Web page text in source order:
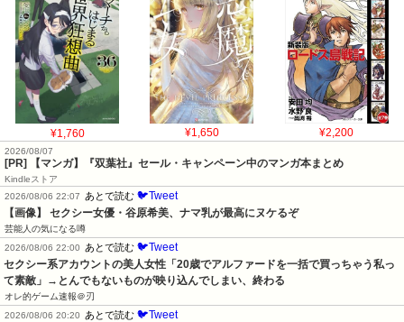
¥1,760 ¥1,650 ¥2,200
2026/08/07
[PR] 【マンガ】『双葉社』セール・キャンペーン中のマンガ本まとめ
Kindleストア
2026/08/06 22:07
あとで読む 🐦Tweet
【画像】 セクシー女優・谷原希美、ナマ乳が最高にヌケるぞ
芸能人の気になる噂
2026/08/06 22:00
あとで読む 🐦Tweet
セクシー系アカウントの美人女性「20歳でアルファードを一括で買っちゃう私っ
て素敵」→とんでもないものが映り込んでしまい、終わる
オレ的ゲーム速報＠刃
2026/08/06 20:20
あとで読む 🐦Tweet